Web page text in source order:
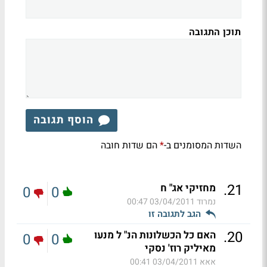
תוכן התגובה
הוסף תגובה
השדות המסומנים ב-*הם שדות חובה
21
. מחזיקי אג" ח
נמרוד 03/04/2011 00:47
הגב לתגובה זו
0
0
20
. האם כל הכשלונות הנ" ל מנעו
מאיליק רוז' נסקי
אאא 03/04/2011 00:41
0
0